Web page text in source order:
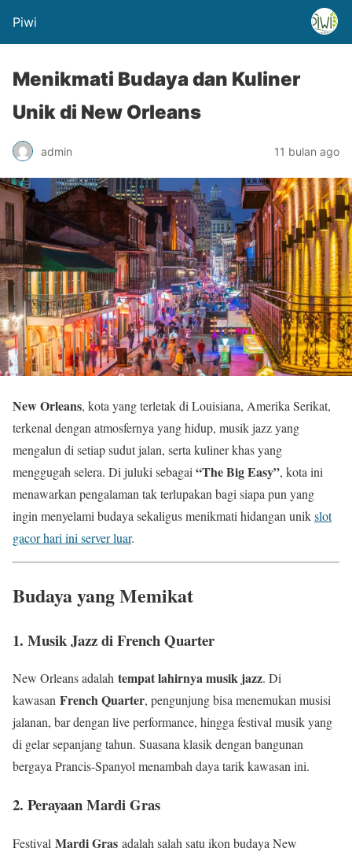
Piwi
Menikmati Budaya dan Kuliner
Unik di New Orleans
admin 11 bulan ago
New Orleans, kota yang terletak di Louisiana, Amerika Serikat,
terkenal dengan atmosfernya yang hidup, musik jazz yang
mengalun di setiap sudut jalan, serta kuliner khas yang
menggugah selera. Di juluki sebagai “The Big Easy”, kota ini
menawarkan pengalaman tak terlupakan bagi siapa pun yang
ingin menyelami budaya sekaligus menikmati hidangan unikslot
gacor hari ini server luar.
Budaya yang Memikat
1. Musik Jazz di French Quarter
New Orleans adalah tempat lahirnya musik jazz. Di
kawasan French Quarter, pengunjung bisa menemukan musisi
jalanan, bar dengan live performance, hingga festival musik yang
di gelar sepanjang tahun. Suasana klasik dengan bangunan
bergaya Prancis-Spanyol menambah daya tarik kawasan ini.
2. Perayaan Mardi Gras
Festival Mardi Gras adalah salah satu ikon budaya New